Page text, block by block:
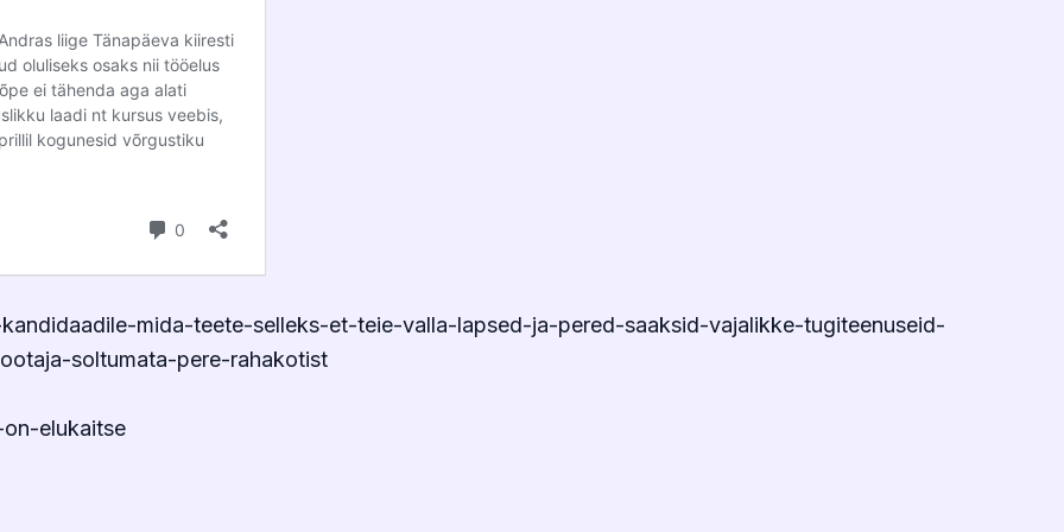
mida-teete-selleks-et-teie-valla-lapsed-ja-pered-saaksid-vajalikke-tugiteenuseid-
soltumata-pere-rahakotist
elukaitse